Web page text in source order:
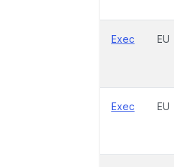
Exec EU
Exec EU